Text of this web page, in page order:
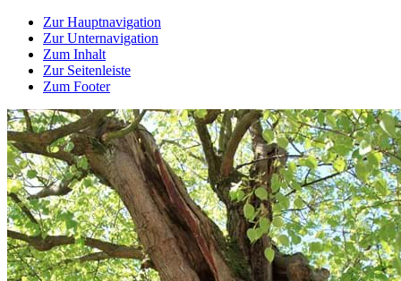
Zur Hauptnavigation
Zur Unternavigation
Zum Inhalt
Zur Seitenleiste
Zum Footer